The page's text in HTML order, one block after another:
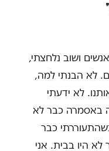
ושוב נלחצתי,
לא הבנתי למה,
לא ידעתי
באסמרה כבר לא
כבר
היו בבית. אני